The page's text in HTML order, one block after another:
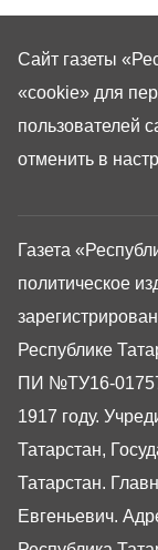
Газета
политическое
Республике
ПИ №ТУ16-01757
1917 году.
Татарстан,
Татарстан.
Евгеньевич.
Сайт газеты
«cookie» для
пользователей
отменить в